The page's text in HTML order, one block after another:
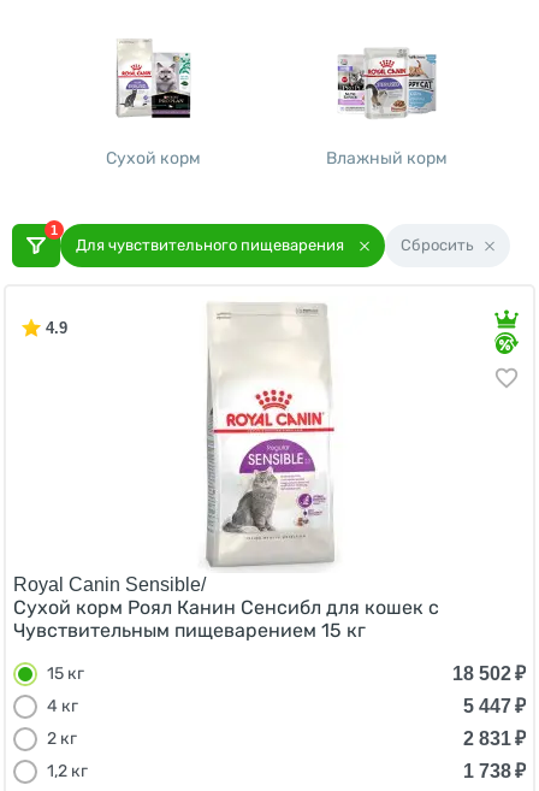
Сухой корм Влажный корм
1
Для чувствительного пищеварения Сбросить
4.9
Royal Canin Sensible/
Сухой корм Роял Канин Сенсибл для кошек с
Чувствительным пищеварением 15 кг
15 кг 18 502₽
4 кг
5 447₽
2 кг
2 831₽
1,2 кг
1 738₽